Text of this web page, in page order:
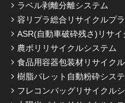
ラベル剥離分離システム
容リプラ総合リサイクルプ
ASR(自動車破砕残さ)リサイ
農ポリリサイクルシステム
食品用容器包装材リサイク
樹脂パレット自動粉砕シス
フレコンバッグリサイクル